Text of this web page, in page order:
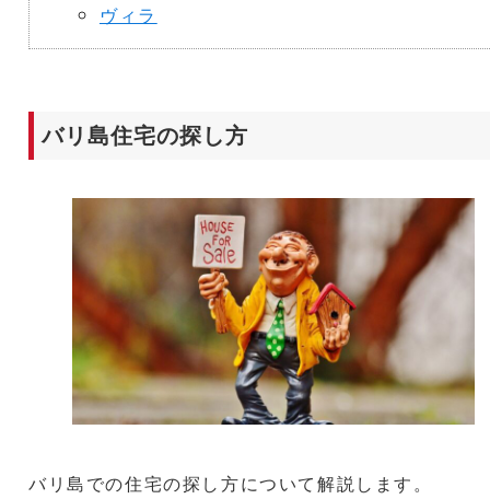
ヴィラ
バリ島住宅の探し方
バリ島での住宅の探し方について解説します。